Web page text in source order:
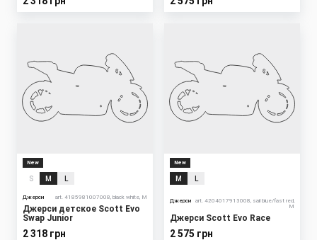
New
S M
Джерси art. 4185981007008, black white, M
Джерси детское Scott Evo
Swap Junior
2 318 грн
New
M
Джерси
art. 4204017913008, sail blue/fast red,
M
Джерси Scott Evo Race
2 575 грн